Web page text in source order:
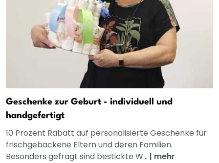
Geschenke zur Geburt - individuell und
handgefertigt
10 Prozent Rabatt auf personalisierte Geschenke für
frischgebackene Eltern und deren Familien.
Besonders gefragt sind bestickte W... | mehr